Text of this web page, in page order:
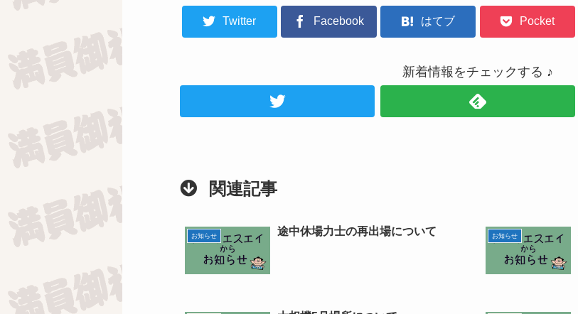
Twitter Facebook はてブ Pocket
新着情報をチェックする ♪
関連記事
お知らせ 途中休場力士の再出場について お知らせ